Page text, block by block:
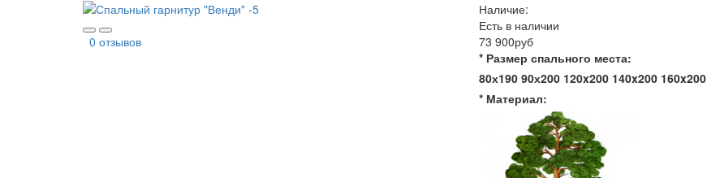
0 отзывов
Наличие:
Есть в наличии
73 900руб
* Размер спального места:
80х190 90х200 120x200 140x200 160x200
* Материал: